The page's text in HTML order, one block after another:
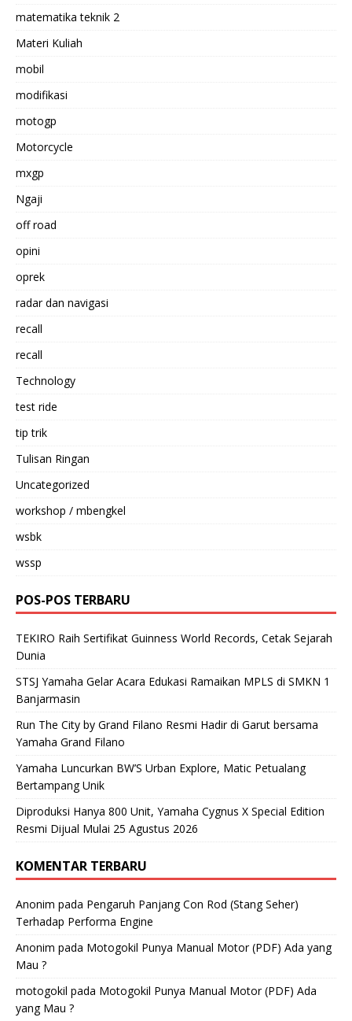
matematika teknik 2
Materi Kuliah
mobil
modifikasi
motogp
Motorcycle
mxgp
Ngaji
off road
opini
oprek
radar dan navigasi
recall
recall
Technology
test ride
tip trik
Tulisan Ringan
Uncategorized
workshop / mbengkel
wsbk
wssp
POS-POS TERBARU
TEKIRO Raih Sertifikat Guinness World Records, Cetak Sejarah
Dunia
STSJ Yamaha Gelar Acara Edukasi Ramaikan MPLS di SMKN 1
Banjarmasin
Run The City by Grand Filano Resmi Hadir di Garut bersama
Yamaha Grand Filano
Yamaha Luncurkan BW’S Urban Explore, Matic Petualang
Bertampang Unik
Diproduksi Hanya 800 Unit, Yamaha Cygnus X Special Edition
Resmi Dijual Mulai 25 Agustus 2026
KOMENTAR TERBARU
Anonim pada Pengaruh Panjang Con Rod (Stang Seher)
Terhadap Performa Engine
Anonim pada Motogokil Punya Manual Motor (PDF) Ada yang
Mau ?
motogokil pada Motogokil Punya Manual Motor (PDF) Ada
yang Mau ?